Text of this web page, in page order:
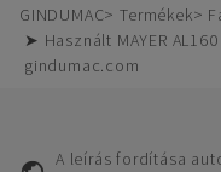
GINDUMAC Termékek
➤ Használt MAYER
gindumac.com
A leírás fordítása